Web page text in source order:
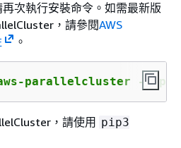
次執行安裝命令。如需最新版
，請參閱AWS
。
parallelcluster --
，請使用 pip3